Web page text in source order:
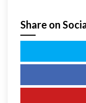
Share on